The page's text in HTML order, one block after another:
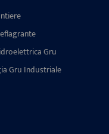
Gru
Gru Industriale